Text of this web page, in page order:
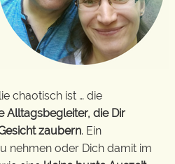
chaotisch ist … die
Alltagsbegleiter, die Dir
zaubern. Ein
nehmen oder Dich damit im